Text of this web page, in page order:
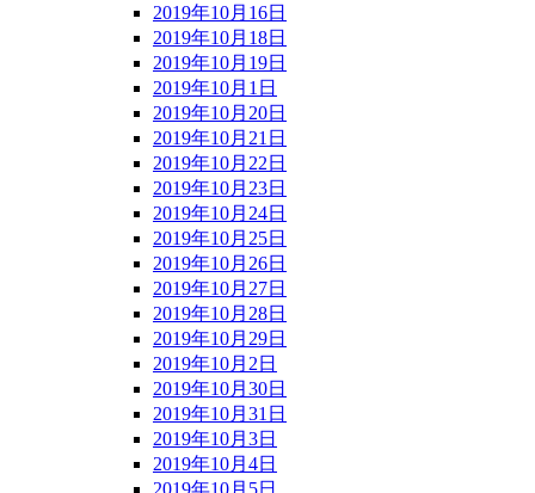
2019年10月16日
2019年10月18日
2019年10月19日
2019年10月1日
2019年10月20日
2019年10月21日
2019年10月22日
2019年10月23日
2019年10月24日
2019年10月25日
2019年10月26日
2019年10月27日
2019年10月28日
2019年10月29日
2019年10月2日
2019年10月30日
2019年10月31日
2019年10月3日
2019年10月4日
2019年10月5日